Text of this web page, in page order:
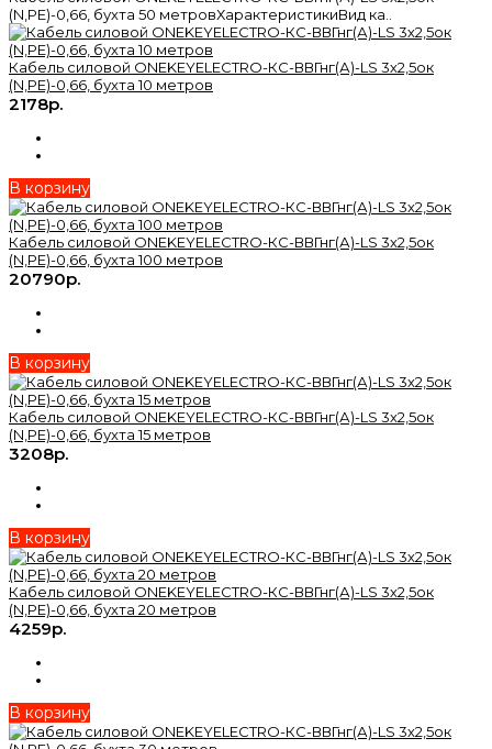
(N,PE)-0,66, бухта 50 метровХарактеристикиВид ка..
Кабель силовой ONEKEYELECTRO-КС-ВВГнг(А)-LS 3х2,5ок
(N,PE)-0,66, бухта 10 метров
2178р.
В корзину
Кабель силовой ONEKEYELECTRO-КС-ВВГнг(А)-LS 3х2,5ок
(N,PE)-0,66, бухта 100 метров
20790р.
В корзину
Кабель силовой ONEKEYELECTRO-КС-ВВГнг(А)-LS 3х2,5ок
(N,PE)-0,66, бухта 15 метров
3208р.
В корзину
Кабель силовой ONEKEYELECTRO-КС-ВВГнг(А)-LS 3х2,5ок
(N,PE)-0,66, бухта 20 метров
4259р.
В корзину